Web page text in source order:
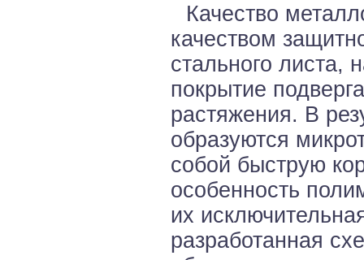
Качество
качеством
стального листа,
покрытие
растяжения. В
образуются
собой быструю
особенность
их
разработанная